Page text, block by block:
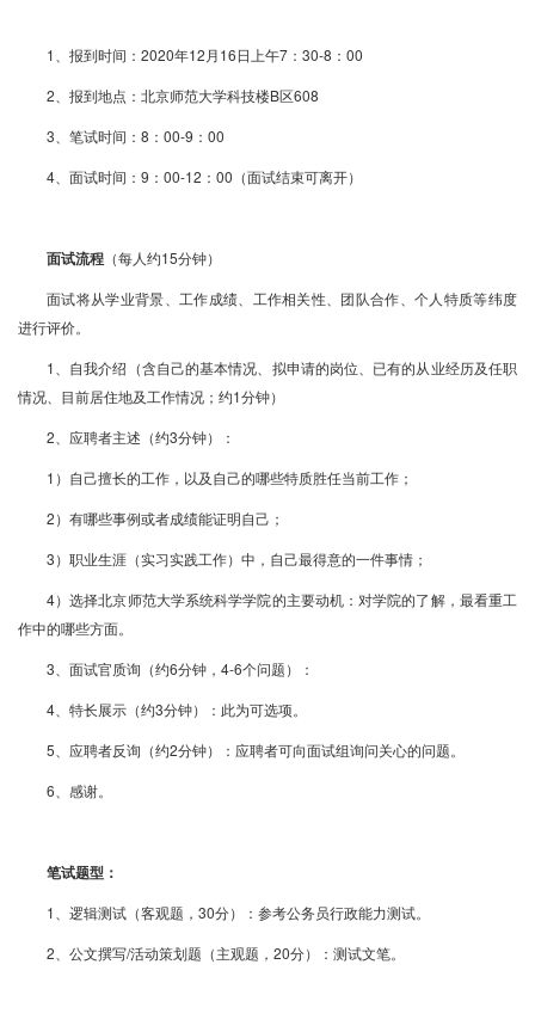
1、报到时间：2020年12月16日上午7：30-8：00
2、报到地点：北京师范大学科技楼B区608
3、笔试时间：8：00-9：00
4、面试时间：9：00-12：00（面试结束可离开）
面试流程 （每人约15分钟）
面试将从学业背景、工作成绩、工作相关性、团队合作、个人特质等纬度
进行评价。
1、自我介绍（含自己的基本情况、拟申请的岗位、已有的从业经历及任职
情况、目前居住地及工作情况；约1分钟）
2、应聘者主述（约3分钟）：
1）自己擅长的工作，以及自己的哪些特质胜任当前工作；
2）有哪些事例或者成绩能证明自己；
3）职业生涯（实习实践工作）中，自己最得意的一件事情；
4）选择北京师范大学系统科学学院的主要动机：对学院的了解，最看重工
作中的哪些方面。
3、面试官质询（约6分钟，4-6个问题）：
4、特长展示（约3分钟）：此为可选项。
5、应聘者反询（约2分钟）：应聘者可向面试组询问关心的问题。
6、感谢。
笔试题型：
1、逻辑测试（客观题，30分）：参考公务员行政能力测试。
2、公文撰写/活动策划题（主观题，20分）：测试文笔。